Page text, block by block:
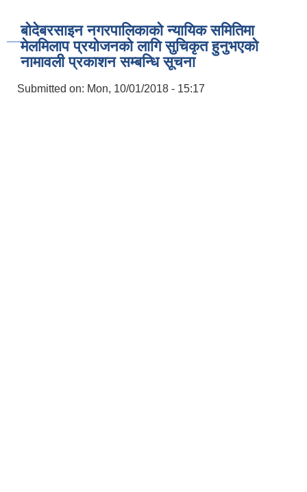
बोदेबरसाइन नगरपालिकाको न्यायिक समितिमा
मेलमिलाप प्रयोजनको लागि सुचिकृत हुनुभएको
नामावली प्रकाशन सम्बन्धि सूचना
Submitted on: Mon, 10/01/2018 - 15:17